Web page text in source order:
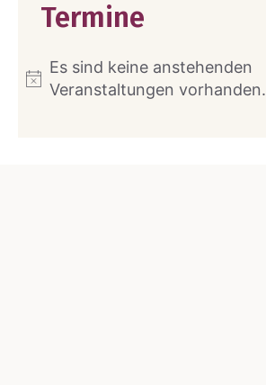
Termine
N
Es sind keine anstehenden
Veranstaltungen vorhanden.